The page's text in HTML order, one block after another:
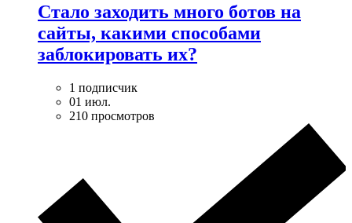
Стало заходить много ботов на
сайты, какими способами
заблокировать их?
1 подписчик
01 июл.
210 просмотров